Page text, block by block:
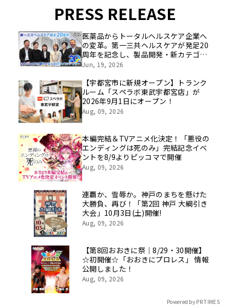
PRESS RELEASE
医薬品からトータルヘルスケア企業へ
の変革。第一三共ヘルスケアが発足20
周年を記念し、製品開発・新カテゴリ
挑戦の舞台や旧社統合時のエピソード
像を公開！
Jun, 19, 2026
【宇都宮市に新規オープン】トランク
ルーム「スペラボ東武宇都宮店」が
2026年9月1日にオープン！
Aug, 09, 2026
本編完結＆TVアニメ化決定！「悪役の
エンディングは死のみ」完結記念イベ
ントを8/9よりピッコマで開催
Aug, 09, 2026
連覇か、雪辱か。神戸のまちを懸けた
大勝負、再び！「第2回 神戸 大綱引き
大会」10月3日(土)開催!
Aug, 09, 2026
【第8回おおきに祭｜8/29・30開催】
☆初開催☆「おおきにプロレス」 情報
公開しました！
Aug, 09, 2026
Powered by PR TIMES